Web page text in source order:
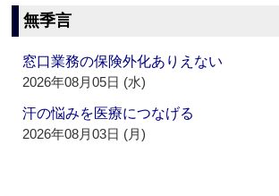
無季言
窓口業務の保険外化ありえない
2026年08月05日 (水)
汗の悩みを医療につなげる
2026年08月03日 (月)